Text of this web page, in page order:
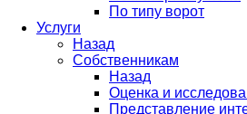
По типу ворот
Услуги
Назад
Собственникам
Назад
Оценка и
Представление